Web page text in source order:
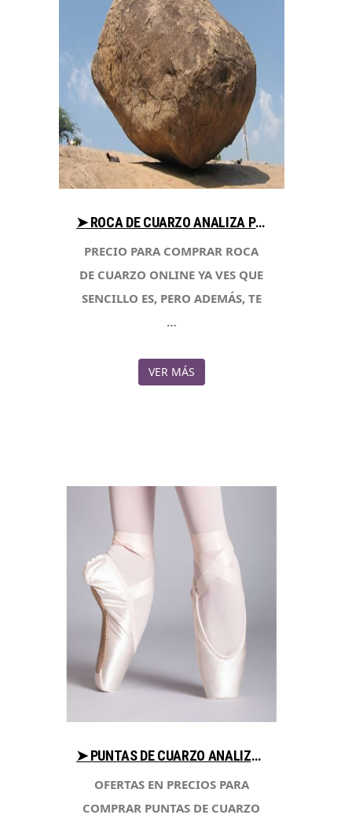
➤ ROCA DE CUARZO ANALIZA PRECIOS AL COMPRAR CON LIBRERIAESOTERICA.NET
PRECIO PARA COMPRAR ROCA
DE CUARZO ONLINE YA VES QUE
SENCILLO ES, PERO ADEMÁS, TE
…
VER MÁS
➤ PUNTAS DE CUARZO ANALIZA PRECIOS AL COMPRAR CON LIBRERIAESOTERICA.NET
OFERTAS EN PRECIOS PARA
COMPRAR PUNTAS DE CUARZO